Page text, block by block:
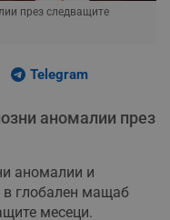
през следващите
Telegram
аномалии през
аномалии и
в глобален мащаб
месеци.